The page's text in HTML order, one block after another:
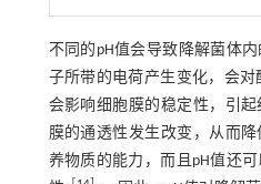
不同的pH值会导致降解菌体
子所带的电荷产生变化，会
会影响细胞膜的稳定性，引
膜的通透性发生改变，从而
养物质的能力，而且pH值还